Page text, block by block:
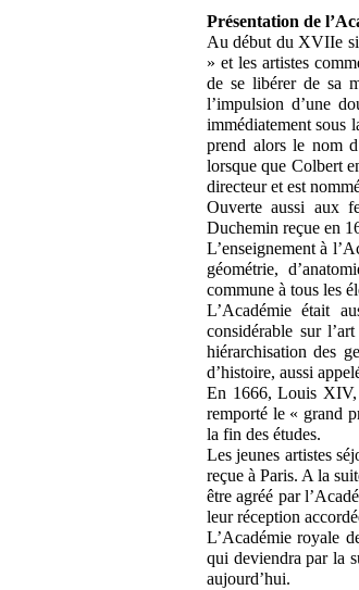
Présentation de
Au début du XVIIe
» et les artistes
de se libérer de sa
l’impulsion d’une
immédiatement sous
prend alors le nom
lorsque que Colbert
directeur et est
Ouverte aussi aux
Duchemin reçue en
L’enseignement à
géométrie,
commune à tous les
L’Académie était
considérable sur
hiérarchisation des
d’histoire, aussi
En 1666, Louis XIV,
remporté le « grand
la fin des études.
Les jeunes artistes
reçue à Paris. A la
être agréé par
leur réception
L’Académie royale
qui deviendra par la
aujourd’hui.